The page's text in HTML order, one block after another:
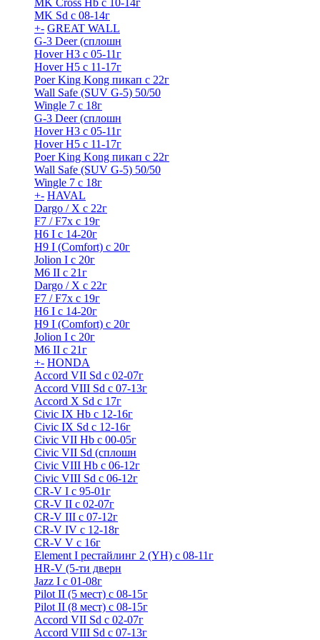
MK Cross Hb с 10-14г
MK Sd с 08-14г
+- GREAT WALL
G-3 Deer (сплошн
Hover H3 с 05-11г
Hover H5 с 11-17г
Poer King Kong пикап с 22г
Wall Safe (SUV G-5) 50/50
Wingle 7 с 18г
G-3 Deer (сплошн
Hover H3 с 05-11г
Hover H5 с 11-17г
Poer King Kong пикап с 22г
Wall Safe (SUV G-5) 50/50
Wingle 7 с 18г
+- HAVAL
Dargo / Х с 22г
F7 / F7x с 19г
H6 I с 14-20г
H9 I (Comfort) с 20г
Jolion I с 20г
M6 II с 21г
Dargo / Х с 22г
F7 / F7x с 19г
H6 I с 14-20г
H9 I (Comfort) с 20г
Jolion I с 20г
M6 II с 21г
+- HONDA
Accord VII Sd с 02-07г
Accord VIII Sd с 07-13г
Accord X Sd с 17г
Civic IX Hb с 12-16г
Civic IX Sd c 12-16г
Civic VII Hb с 00-05г
Civic VII Sd (сплошн
Civic VIII Hb с 06-12г
Civic VIII Sd с 06-12г
CR-V I с 95-01г
CR-V II с 02-07г
CR-V III с 07-12г
CR-V IV с 12-18г
CR-V V с 16г
Element I рестайлинг 2 (YH) с 08-11г
HR-V (5-ти дверн
Jazz I c 01-08г
Pilot II (5 мест) с 08-15г
Pilot II (8 мест) с 08-15г
Accord VII Sd с 02-07г
Accord VIII Sd с 07-13г